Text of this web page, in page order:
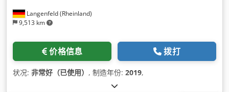
Langenfeld (Rheinland)
9,513 km
价格信息 拨打
状况: 非常好（已使用） , 制造年份: 2019,